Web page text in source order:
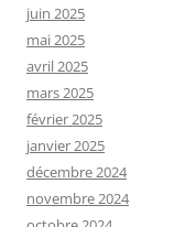
juin 2025
mai 2025
avril 2025
mars 2025
février 2025
janvier 2025
décembre 2024
novembre 2024